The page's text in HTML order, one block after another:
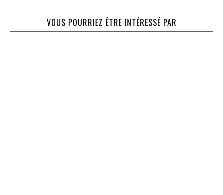
VOUS POURRIEZ ÊTRE INTÉRESSÉ PAR